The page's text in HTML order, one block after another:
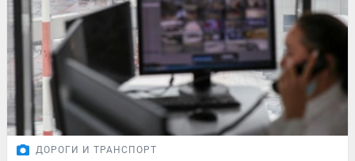
ДОРОГИ И ТРАНСПОРТ